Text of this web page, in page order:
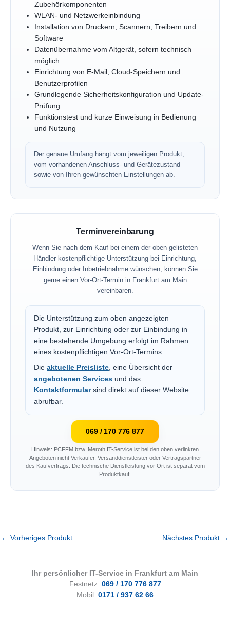
Zubehörkomponenten
WLAN- und Netzwerkeinbindung
Installation von Druckern, Scannern, Treibern und
Software
Datenübernahme vom Altgerät, sofern technisch
möglich
Einrichtung von E-Mail, Cloud-Speichern und
Benutzerprofilen
Grundlegende Sicherheitskonfiguration und Update-
Prüfung
Funktionstest und kurze Einweisung in Bedienung
und Nutzung
Der genaue Umfang hängt vom jeweiligen Produkt,
vom vorhandenen Anschluss- und Gerätezustand
sowie von Ihren gewünschten Einstellungen ab.
Terminvereinbarung
Wenn Sie nach dem Kauf bei einem der oben gelisteten
Händler kostenpflichtige Unterstützung bei Einrichtung,
Einbindung oder Inbetriebnahme wünschen, können Sie
gerne einen Vor-Ort-Termin in Frankfurt am Main
vereinbaren.
Die Unterstützung zum oben angezeigten
Produkt, zur Einrichtung oder zur Einbindung in
eine bestehende Umgebung erfolgt im Rahmen
eines kostenpflichtigen Vor-Ort-Termins.
Die aktuelle Preisliste, eine Übersicht der
angebotenen Services und das
Kontaktformularsind direkt auf dieser Website
abrufbar.
069 / 170 776 877
Hinweis: PCFFM bzw. Meroth IT-Service ist bei den oben verlinkten
Angeboten nicht Verkäufer, Versanddienstleister oder Vertragspartner
des Kaufvertrags. Die technische Dienstleistung vor Ort ist separat vom
Produktkauf.
← Vorheriges Produkt Nächstes Produkt →
Ihr persönlicher IT-Service in Frankfurt am Main
Festnetz: 069 / 170 776 877
Mobil: 0171 / 937 62 66